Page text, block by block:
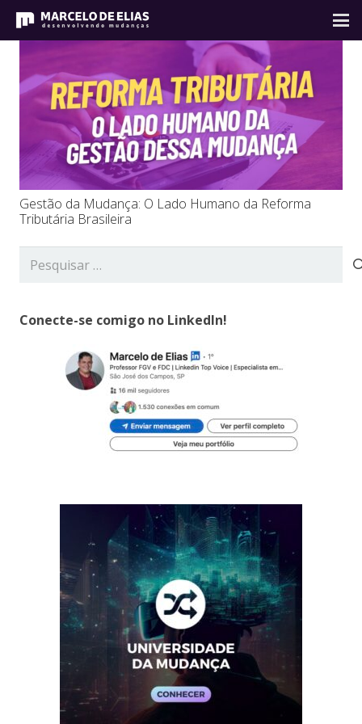
Gestão da Mudança: O Lado Humano da Reforma
Tributária Brasileira
Pesquisar
Conecte-se comigo no LinkedIn!